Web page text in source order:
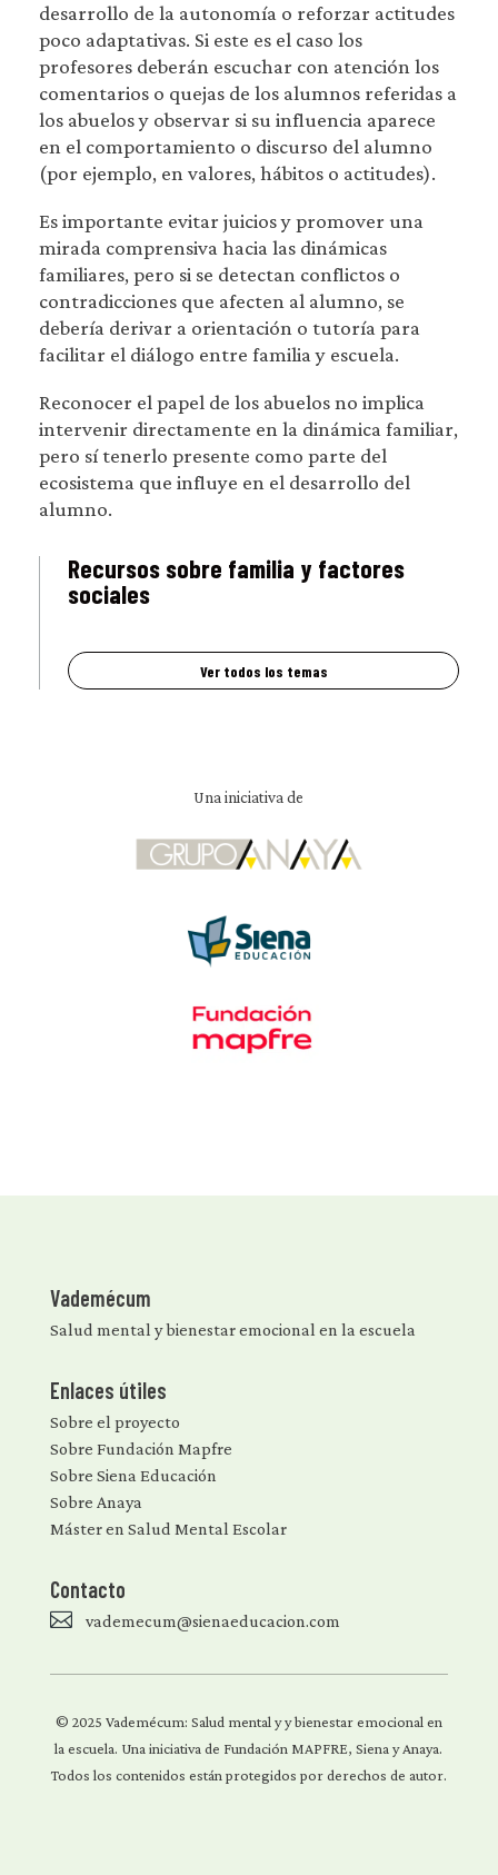
desarrollo de la autonomía o reforzar actitudes
poco adaptativas. Si este es el caso los
profesores deberán escuchar con atención los
comentarios o quejas de los alumnos referidas a
los abuelos y observar si su influencia aparece
en el comportamiento o discurso del alumno
(por ejemplo, en valores, hábitos o actitudes).
Es importante evitar juicios y promover una
mirada comprensiva hacia las dinámicas
familiares, pero si se detectan conflictos o
contradicciones que afecten al alumno, se
debería derivar a orientación o tutoría para
facilitar el diálogo entre familia y escuela.
Reconocer el papel de los abuelos no implica
intervenir directamente en la dinámica familiar,
pero sí tenerlo presente como parte del
ecosistema que influye en el desarrollo del
alumno.
Recursos sobre familia y factores
sociales
Ver todos los temas
Una iniciativa de
Vademécum
Salud mental y bienestar emocional en la escuela
Enlaces útiles
Sobre el proyecto
Sobre Fundación Mapfre
Sobre Siena Educación
Sobre Anaya
Máster en Salud Mental Escolar
Contacto
 vademecum@sienaeducacion.com
© 2025 Vademécum: Salud mental y y bienestar emocional en
la escuela. Una iniciativa de Fundación MAPFRE, Siena y Anaya.
Todos los contenidos están protegidos por derechos de autor.